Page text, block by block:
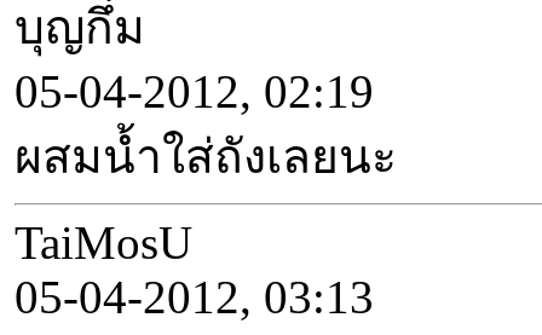
บุญกึ่ม
05-04-2012, 02:19
ผสมน้ำใส่ถังเลยนะ
TaiMosU
05-04-2012, 03:13